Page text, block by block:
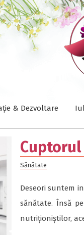
& Dezvoltare
Sănătate
Deseori suntem
sănătate. Însă
nutriționiștilor,